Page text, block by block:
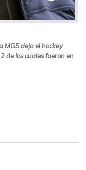
MGS deja el hockey
de los cuales fueron en